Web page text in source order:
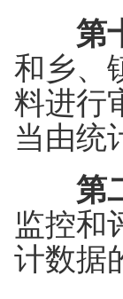
第
和乡、
料进行
当由统
第
监控和
计数据